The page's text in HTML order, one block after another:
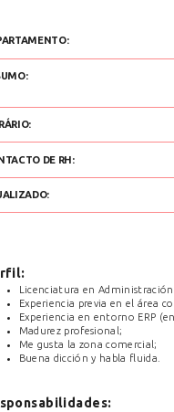
DE RH:
Licenciatura en
Experiencia previa en el área
Experiencia en entorno ERP
Madurez profesional;
Me gusta la zona comercial;
Buena dicción y habla fluida.